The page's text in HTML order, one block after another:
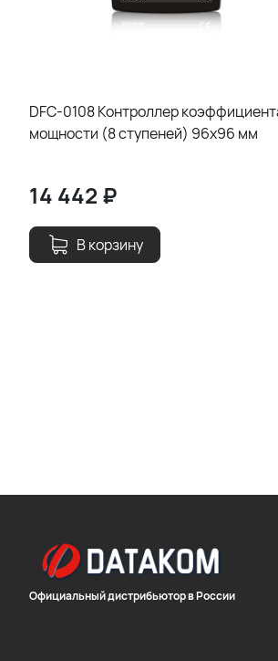
DFC-0108 Контроллер
мощности (8 ступеней) 96x96 мм
14 442 ₽
В корзину
Официальный дистрибьютор в России